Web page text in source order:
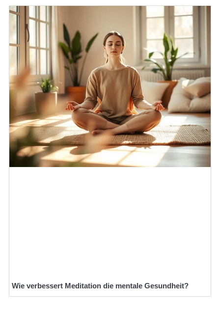
Wie verbessert Meditation die mentale Gesundheit?